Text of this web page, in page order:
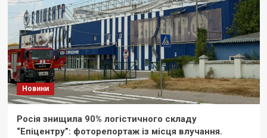
Новини
Росія знищила 90% логістичного складу
“Епіцентру”: фоторепортаж із місця влучання.